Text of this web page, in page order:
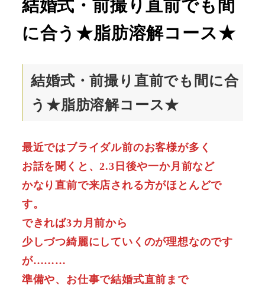
結婚式・前撮り直前でも間
に合う★脂肪溶解コース★
結婚式・前撮り直前でも間に合
う★脂肪溶解コース★
最近ではブライダル前のお客様が多く
お話を聞くと、2.3日後や一か月前など
かなり直前で来店される方がほとんどで
す。
できれば3カ月前から
少しづつ綺麗にしていくのが理想なのです
が………
準備や、お仕事で結婚式直前まで